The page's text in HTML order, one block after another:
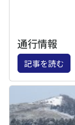
通行情報
記事を読む